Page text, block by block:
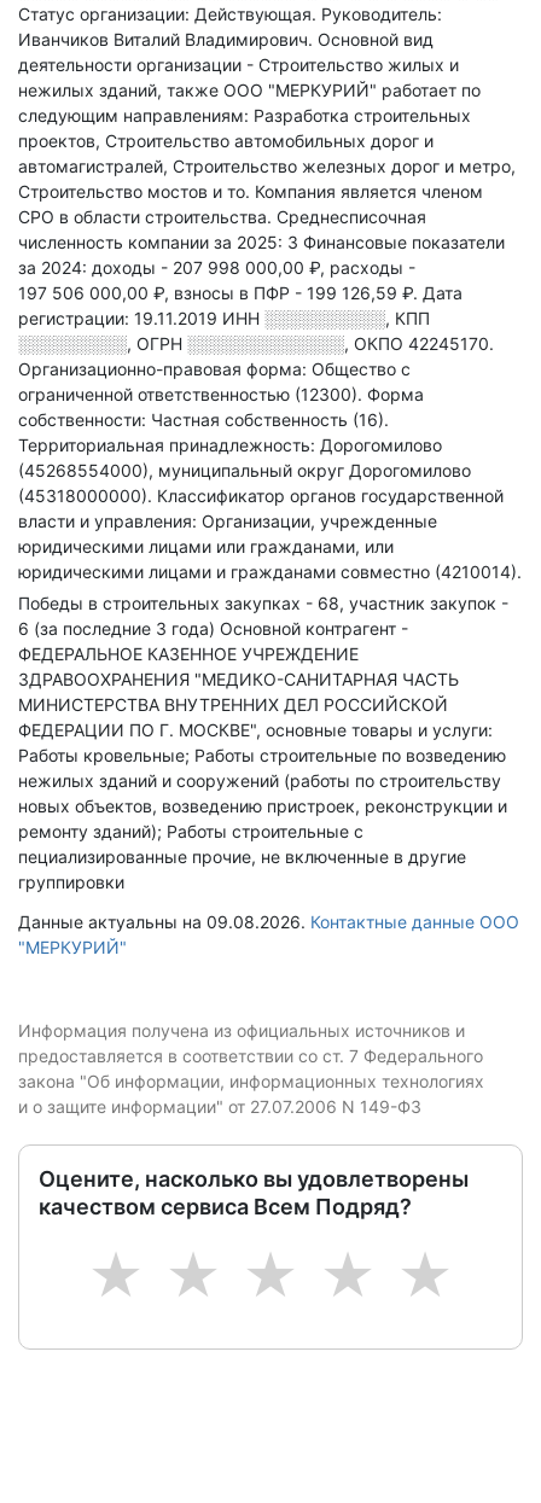
Статус организации: Действующая. Руководитель:
Иванчиков Виталий Владимирович. Основной вид
деятельности организации - Строительство жилых и
нежилых зданий, также ООО "МЕРКУРИЙ" работает по
следующим направлениям: Разработка строительных
проектов, Строительство автомобильных дорог и
автомагистралей, Строительство железных дорог и метро,
Строительство мостов и то. Компания является членом
СРО в области строительства. Среднесписочная
численность компании за 2025: 3 Финансовые показатели
за 2024: доходы - 207 998 000,00 ₽, расходы -
197 506 000,00 ₽, взносы в ПФР - 199 126,59 ₽. Дата
регистрации: 19.11.2019 ИНН ░░░░░░░░░░, КПП
░░░░░░░░░, ОГРН ░░░░░░░░░░░░░, ОКПО 42245170.
Организационно-правовая форма: Общество с
ограниченной ответственностью (12300). Форма
собственности: Частная собственность (16).
Территориальная принадлежность: Дорогомилово
(45268554000), муниципальный округ Дорогомилово
(45318000000). Классификатор органов государственной
власти и управления: Организации, учрежденные
юридическими лицами или гражданами, или
юридическими лицами и гражданами совместно (4210014).
Победы в строительных закупках - 68, участник закупок -
6 (за последние 3 года) Основной контрагент -
ФЕДЕРАЛЬНОЕ КАЗЕННОЕ УЧРЕЖДЕНИЕ
ЗДРАВООХРАНЕНИЯ "МЕДИКО-САНИТАРНАЯ ЧАСТЬ
МИНИСТЕРСТВА ВНУТРЕННИХ ДЕЛ РОССИЙСКОЙ
ФЕДЕРАЦИИ ПО Г. МОСКВЕ", основные товары и услуги:
Работы кровельные; Работы строительные по возведению
нежилых зданий и сооружений (работы по строительству
новых объектов, возведению пристроек, реконструкции и
ремонту зданий); Работы строительные с
пециализированные прочие, не включенные в другие
группировки
Данные актуальны на 09.08.2026. Контактные данные ООО
"МЕРКУРИЙ"
Информация получена из официальных источников и
предоставляется в соответствии со ст. 7 Федерального
закона "Об информации, информационных технологиях
и о защите информации" от 27.07.2006 N 149-ФЗ
Оцените, насколько вы удовлетворены
качеством сервиса Всем Подряд?
5
4
3
2
1